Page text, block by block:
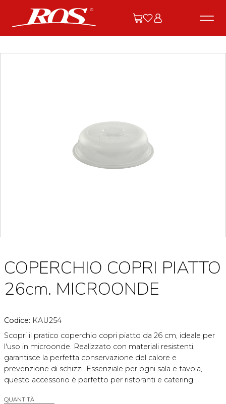
COPERCHIO COPRI PIATTO
26cm. MICROONDE
Codice: KAU254
Scopri il pratico coperchio copri piatto da 26 cm, ideale per
l'uso in microonde. Realizzato con materiali resistenti,
garantisce la perfetta conservazione del calore e
prevenzione di schizzi. Essenziale per ogni sala e tavola,
questo accessorio è perfetto per ristoranti e catering.
QUANTITÀ